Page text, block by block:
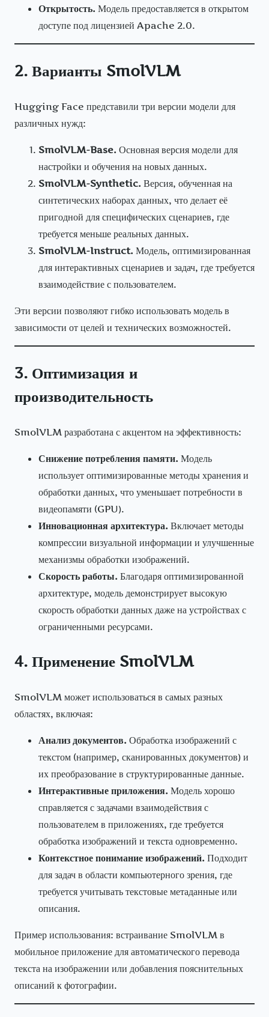
Открытость. Модель предоставляется в открытом
доступе под лицензией Apache 2.0.
2. Варианты SmolVLM
Hugging Face представили три версии модели для
различных нужд:
SmolVLM-Base. Основная версия модели для
настройки и обучения на новых данных.
SmolVLM-Synthetic. Версия, обученная на
синтетических наборах данных, что делает её
пригодной для специфических сценариев, где
требуется меньше реальных данных.
SmolVLM-Instruct. Модель, оптимизированная
для интерактивных сценариев и задач, где требуется
взаимодействие с пользователем.
Эти версии позволяют гибко использовать модель в
зависимости от целей и технических возможностей.
3. Оптимизация и
производительность
SmolVLM разработана с акцентом на эффективность:
Снижение потребления памяти. Модель
использует оптимизированные методы хранения и
обработки данных, что уменьшает потребности в
видеопамяти (GPU).
Инновационная архитектура. Включает методы
компрессии визуальной информации и улучшенные
механизмы обработки изображений.
Скорость работы. Благодаря оптимизированной
архитектуре, модель демонстрирует высокую
скорость обработки данных даже на устройствах с
ограниченными ресурсами.
4. Применение SmolVLM
SmolVLM может использоваться в самых разных
областях, включая:
Анализ документов. Обработка изображений с
текстом (например, сканированных документов) и
их преобразование в структурированные данные.
Интерактивные приложения. Модель хорошо
справляется с задачами взаимодействия с
пользователем в приложениях, где требуется
обработка изображений и текста одновременно.
Контекстное понимание изображений. Подходит
для задач в области компьютерного зрения, где
требуется учитывать текстовые метаданные или
описания.
Пример использования: встраивание SmolVLM в
мобильное приложение для автоматического перевода
текста на изображении или добавления пояснительных
описаний к фотографии.